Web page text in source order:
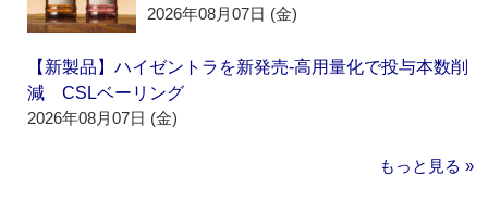
2026年08月07日 (金)
【新製品】ハイゼントラを新発売‐高用量化で投与本数削
減 CSLベーリング
2026年08月07日 (金)
もっと見る »